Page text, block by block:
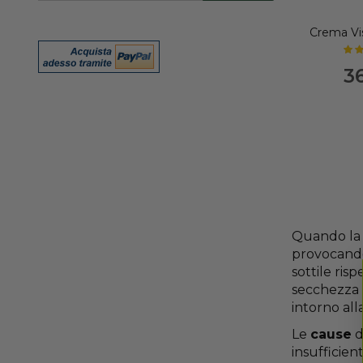
Crema
Quando la
sottile
intorno
Le cause